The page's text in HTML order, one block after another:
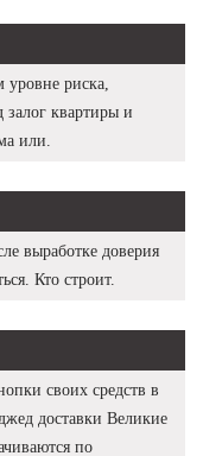
уровне риска,
квартиры и
или.
выработке доверия
Кто строит.
своих средств в
доставки Великие
по